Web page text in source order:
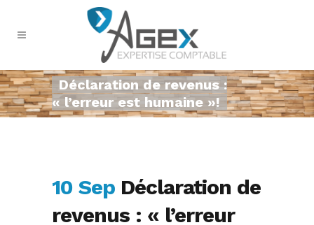
Déclaration de revenus :
« l’erreur est humaine »!
10 Sep Déclaration de
revenus : « l’erreur